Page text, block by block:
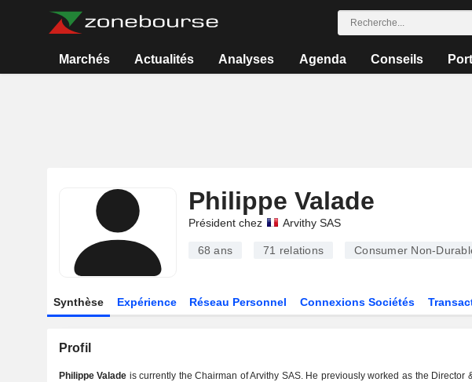
Marchés Actualités Analyses Agenda Conseils
Philippe Valade
Président chez Arvithy SAS
68 ans 71 relations Consumer Non-
Synthèse Expérience Réseau Personnel Connexions Sociétés
Profil
Philippe Valade is currently the Chairman of Arvithy SAS. He previously worked as the Director